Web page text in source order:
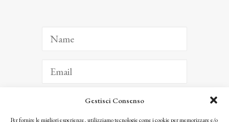
Gestisci Consenso
Per fornire le migliori esperienze, utilizziamo tecnologie come i cookie per memorizzare e/o
ISCRIVITI